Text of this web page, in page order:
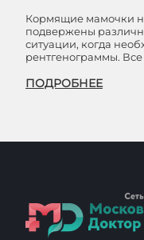
Кормящие мамочки
подвержены
ситуации, когда
рентгенограммы.
ПОДРОБНЕЕ